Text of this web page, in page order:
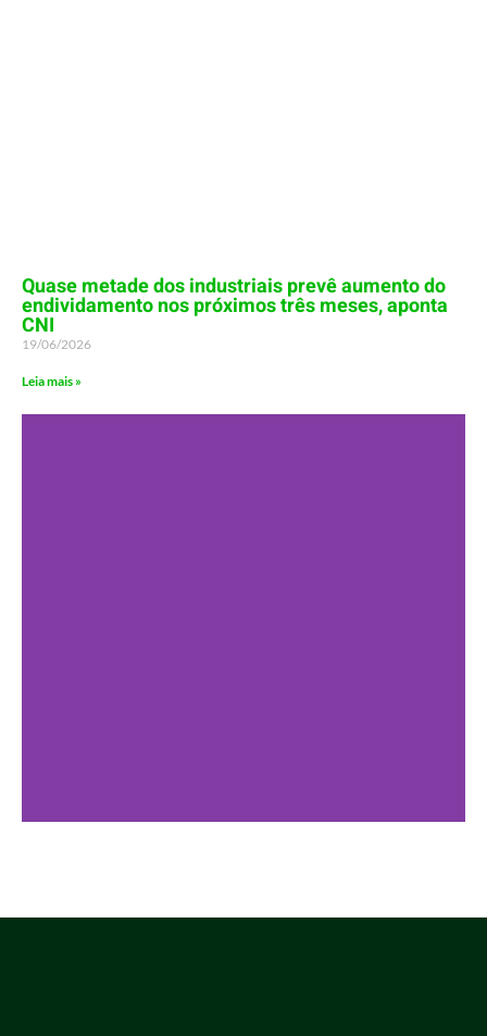
Quase metade dos industriais prevê aumento do
endividamento nos próximos três meses, aponta
CNI
19/06/2026
Leia mais »